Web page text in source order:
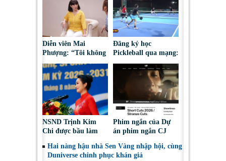
Diễn viên Mai
Phượng: “Tôi không
bao giờ hối hận về
những gì mình đã
chọn”
Đăng ký học
Pickleball qua mạng:
Nguy cơ bị chiếm
đoạt tài sản
NSND Trịnh Kim
Chi được bầu làm
Nghệ sĩ Sân khấu
Việt Nam
Phim ngắn của Dự
án phim ngắn CJ
tại LHP quốc tế
Toronto 2026
Hai nàng hậu nhà Sen Vàng nhập hội, cùng
Duniverse chinh phục khán giả